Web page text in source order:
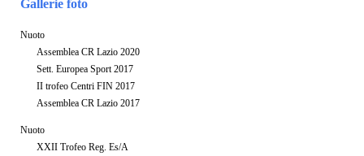
Gallerie foto
Nuoto
Assemblea CR Lazio 2020
Sett. Europea Sport 2017
II trofeo Centri FIN 2017
Assemblea CR Lazio 2017
Nuoto
XXII Trofeo Reg. Es/A